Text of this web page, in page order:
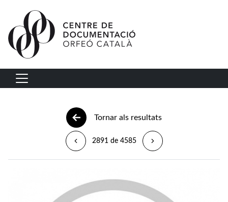
Vés al contingut
Navegació principal
Tornar als resultats
2891 de 4585